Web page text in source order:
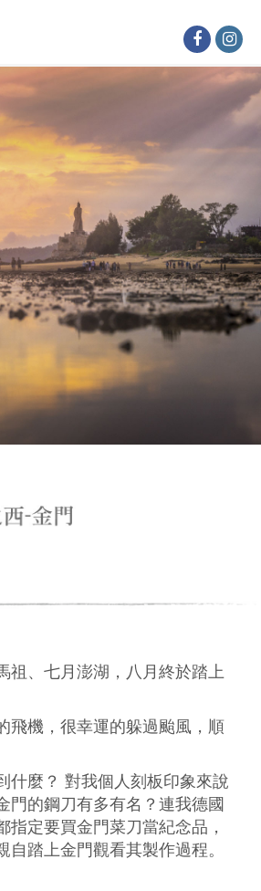
祖、七月澎湖，八月終於踏上
飛機，很幸運的躲過颱風，順
什麼？ 對我個人刻板印象來說
門的鋼刀有多有名？連我德國
指定要買金門菜刀當紀念品，
自踏上金門觀看其製作過程。